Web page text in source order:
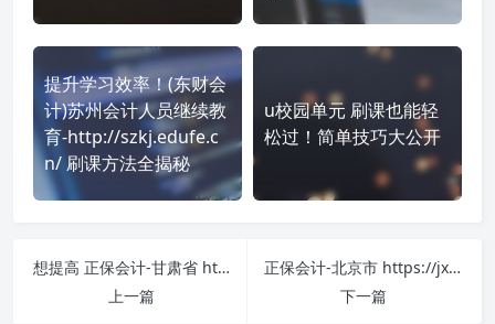
提升学习效率！(东财会
计)苏州会计人员继续教
育-http://szkj.edufe.c
n/ 刷课方法全揭秘
u校园单元 刷课也能轻
松过！简单技巧大公开
想提高 正保会计-甘肃省 https://jxjy.chinaacc.com/ 刷课效率？看看这些实用技巧
上一篇
正保会计-北京市 https://jxjy.chinaacc.com/ 刷课也能轻松过！简单技巧大公开
下一篇